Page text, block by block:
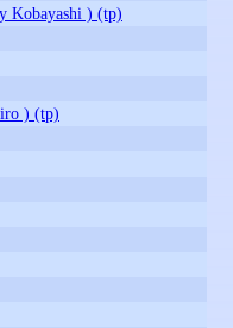
Kobayashi ) (tp)
) (tp)